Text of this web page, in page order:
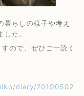
らしの様子や考え
た。
ので、ぜひご一読く
diary/20190502